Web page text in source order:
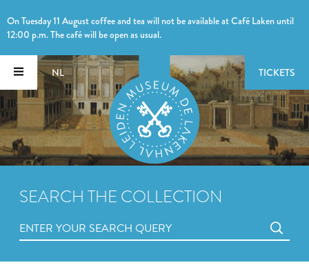
On Tuesday 11 August coffee and tea will not be available at Café Laken until
12:00 p.m. The café will be open as usual.
NL TICKETS
SEARCH THE COLLECTION